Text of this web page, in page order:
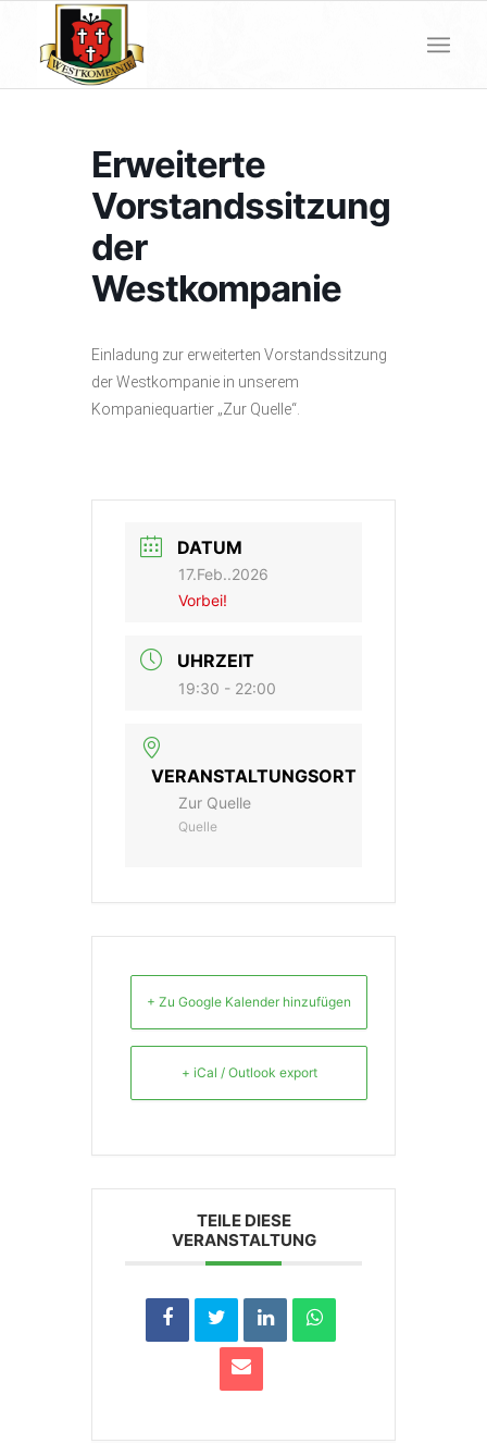
Erweiterte
Vorstandssitzung
der
Westkompanie
Einladung zur erweiterten Vorstandssitzung
der Westkompanie in unserem
Kompaniequartier „Zur Quelle“.
DATUM
17.Feb..2026
Vorbei!
UHRZEIT
19:30 - 22:00
VERANSTALTUNGSORT
Zur Quelle
Quelle
+ Zu Google Kalender hinzufügen
+ iCal / Outlook export
TEILE DIESE
VERANSTALTUNG